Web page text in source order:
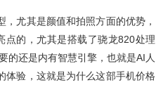
尤其是颜值和拍照方面的优势，
点的，尤其是搭载了骁龙820处理
的还是内有智慧引擎，也就是AI人
体验，这就是为什么这部手机价格